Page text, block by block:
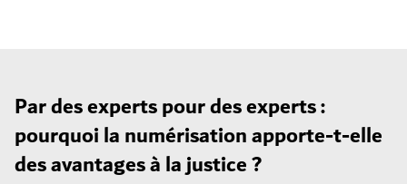
Par des experts pour des experts :
pourquoi la numérisation apporte-t-elle
des avantages à la justice ?